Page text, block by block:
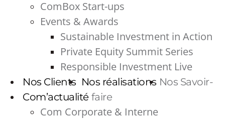
ComBox Start-ups
Events & Awards
Sustainable Investment in Action
Private Equity Summit Series
Responsible Investment Live
Nos Clients Nos réalisations
Com’actualité
Nos Savoir-
faire
Com Corporate & Interne